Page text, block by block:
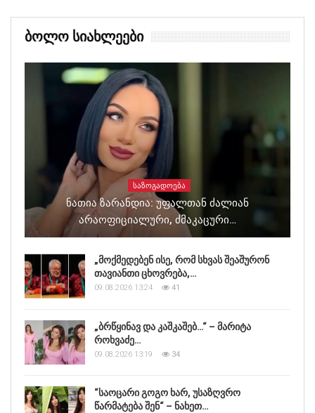
Ბოლო Სიახლეები
ᲡᲐᲖᲝᲒᲐᲓᲝᲔᲑᲐ
Ნათია Ზარანდია: Უფალთან Ძალიან
Არაოფიციალური, Ძმაკაცური…
„მოქმედებენ ისე, რომ სხვას შეაშურონ
თავიანთი ცხოვრება,…
09.08.2026 13:24 41
„ბრწყინავ და კაშკაშებ…“ – მარიტა
როხვაძე…
09.08.2026 13:19 34
“საოცარი გოგო ხარ, უსაზღვრო
წარმატება შენ“ – ნახეთ…